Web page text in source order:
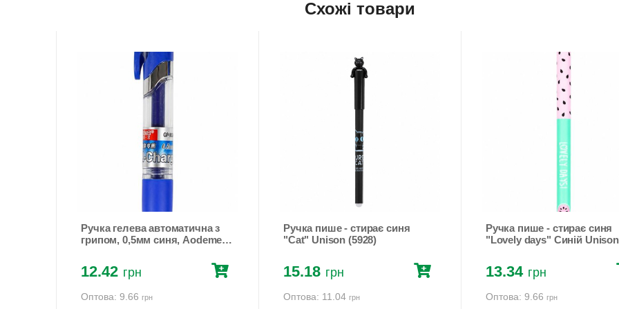
Схожі товари
Ручка гелева автоматична з
грипом, 0,5мм синя, Аodemei
12.42 грн
Оптова: 9.66грн
Ручка пише - стирає синя
"Cat" Unison (5928)
15.18 грн
Оптова: 11.04 грн
Ручка пише - стирає синя
"Lovely days" Синій Unison
13.34 грн
Оптова: 9.66 грн